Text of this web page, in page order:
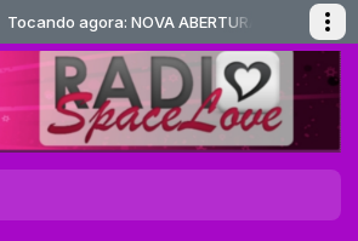
Tocando agora: NOVA ABERTURA